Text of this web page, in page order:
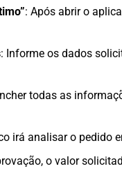
: Após abrir o
: Informe os dados
todas as
irá analisar o pedido
o valor